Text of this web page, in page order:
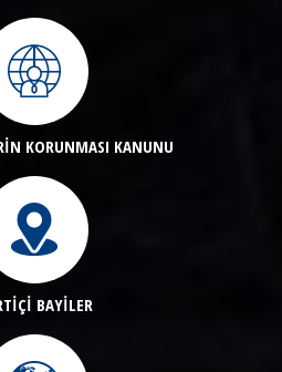
KORUNMASI KANUNU
BAYİLER